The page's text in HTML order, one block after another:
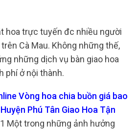
hoa trực tuyến đc nhiều người
Cà Mau. Không những thế,
những dịch vụ bàn giao hoa
phí ở nội thành.
Vòng hoa chia buồn giá bao
Phú Tân Giao Hoa Tận
Một trong những ảnh hưởng